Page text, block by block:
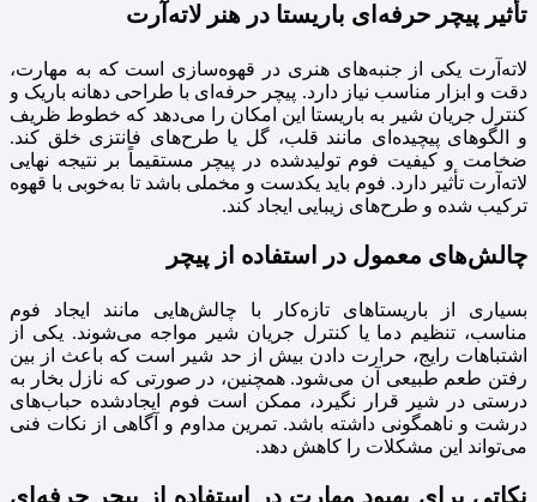
تأثیر پیچر حرفه‌ای باریستا در هنر لاته‌آرت
لاته‌آرت یکی از جنبه‌های هنری در قهوه‌سازی است که به مهارت،
دقت و ابزار مناسب نیاز دارد. پیچر حرفه‌ای با طراحی دهانه باریک و
کنترل جریان شیر به باریستا این امکان را می‌دهد که خطوط ظریف
و الگوهای پیچیده‌ای مانند قلب، گل یا طرح‌های فانتزی خلق کند.
ضخامت و کیفیت فوم تولیدشده در پیچر مستقیماً بر نتیجه نهایی
لاته‌آرت تأثیر دارد. فوم باید یکدست و مخملی باشد تا به‌خوبی با قهوه
ترکیب شده و طرح‌های زیبایی ایجاد کند.
چالش‌های معمول در استفاده از پیچر
بسیاری از باریستاهای تازه‌کار با چالش‌هایی مانند ایجاد فوم
مناسب، تنظیم دما یا کنترل جریان شیر مواجه می‌شوند. یکی از
اشتباهات رایج، حرارت دادن بیش از حد شیر است که باعث از بین
رفتن طعم طبیعی آن می‌شود. همچنین، در صورتی که نازل بخار به
درستی در شیر قرار نگیرد، ممکن است فوم ایجادشده حباب‌های
درشت و ناهمگونی داشته باشد. تمرین مداوم و آگاهی از نکات فنی
می‌تواند این مشکلات را کاهش دهد.
نکاتی برای بهبود مهارت در استفاده از پیچر حرفه‌ای